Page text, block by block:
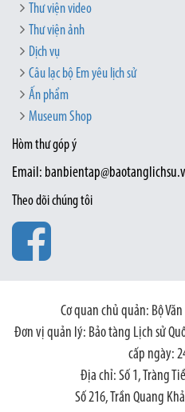
Thư viện video
Thư viện ảnh
Dịch vụ
Câu lạc bộ Em yêu lịch sử
Ấn phẩm
Museum Shop
Hòm thư góp ý
Email:
Theo dõi chúng tôi
Cơ quan chủ quản: Bộ
Đơn vị quản lý: Bảo tàng Lịch sử
cấp ngày:
Địa chỉ: Số 1, Tràng
Số 216, Trần Quang